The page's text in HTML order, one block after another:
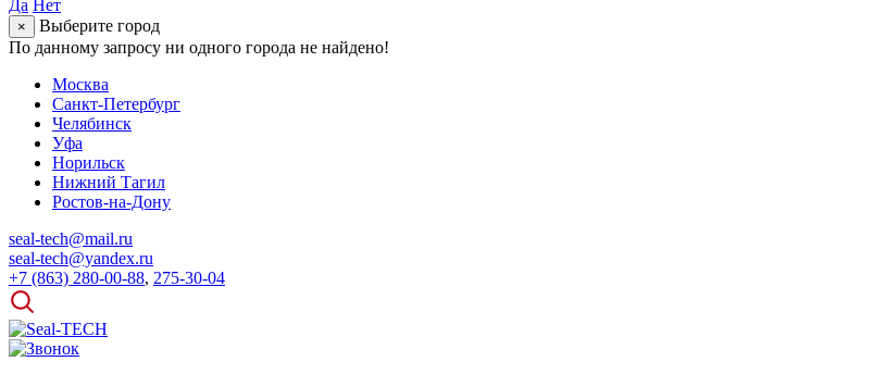
Да Нет
×
Выберите город
По данному запросу ни одного города не найдено!
Москва
Санкт-Петербург
Челябинск
Уфа
Норильск
Нижний Тагил
Ростов-на-Дону
seal-tech@mail.ru
seal-tech@yandex.ru
+7 (863) 280-00-88, 275-30-04